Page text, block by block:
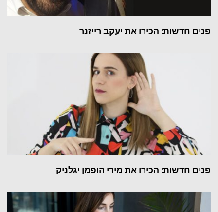
פנים חדשות: הכירו את יעקב רייזנר
פנים חדשות: הכירו את מירי הופמן יגלניק